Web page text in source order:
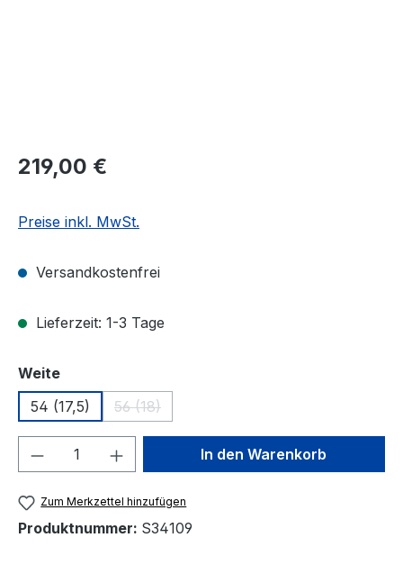
Regulärer Preis:
219,00 €
Preise inkl. MwSt.
Versandkostenfrei
Lieferzeit: 1-3 Tage
Weiteauswählen
54 (17,5)
56 (18)
(Diese Option ist zurzeit nicht verfügbar.)
Produkt Anzahl: Gib denIn den Warenkorb
Zum Merkzettel hinzufügen
Produktnummer: S34109